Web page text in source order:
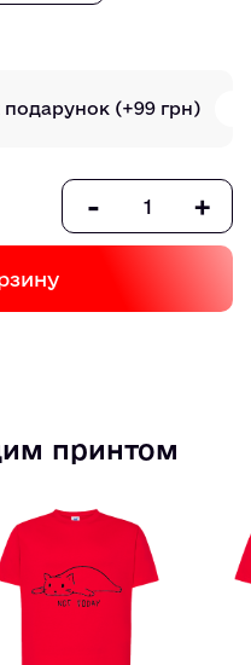
подарунок (+99 грн)
- +
принтом